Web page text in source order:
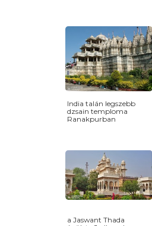
India talán legszebb
dzsain temploma
Ranakpurban
a Jaswant Thada